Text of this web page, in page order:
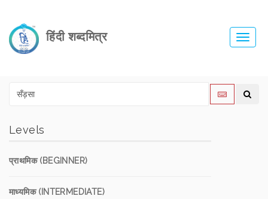
हिंदी शब्दमित्र
Levels
प्राथमिक (BEGINNER)
माध्यमिक (INTERMEDIATE)